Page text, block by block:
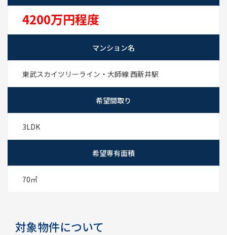
4200万円程度
マンション名
東武スカイツリーライン・大師線 西新井駅
希望間取り
3LDK
希望専有面積
70㎡
対象物件について